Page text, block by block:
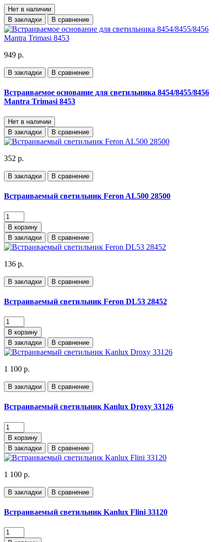
Нет в наличии
В закладки
В сравнение
949 р.
В закладки В сравнение
Встраиваемое основание для светильника 8454/8455/8456
Mantra Trimasi 8453
Нет в наличии
В закладки
В сравнение
352 р.
В закладки В сравнение
Встраиваемый светильник Feron AL500 28500
В корзину
В закладки
В сравнение
136 р.
В закладки В сравнение
Встраиваемый светильник Feron DL53 28452
В корзину
В закладки
В сравнение
1 100 р.
В закладки В сравнение
Встраиваемый светильник Kanlux Droxy 33126
В корзину
В закладки
В сравнение
1 100 р.
В закладки В сравнение
Встраиваемый светильник Kanlux Flini 33120